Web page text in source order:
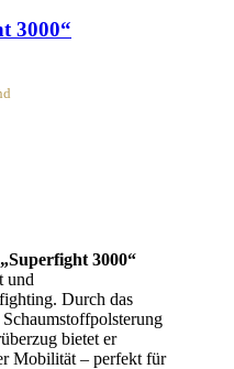
3000“
3000“
und
Durch das
bietet er
Mobilität – perfekt für